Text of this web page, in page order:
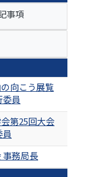
事項
向こう展覧
員
第25回大会
事務局長